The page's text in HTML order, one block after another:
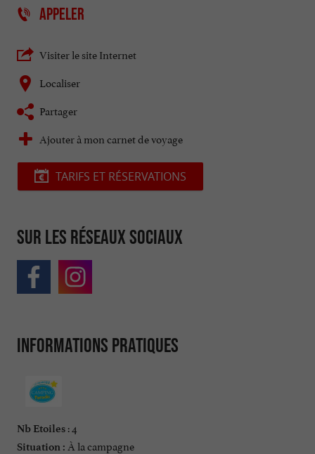
APPELER
Visiter le site Internet
Localiser
Partager
Ajouter à mon carnet de voyage
TARIFS ET RÉSERVATIONS
Sur les réseaux sociaux
Informations pratiques
Nb Etoiles : 4
Situation : À la campagne